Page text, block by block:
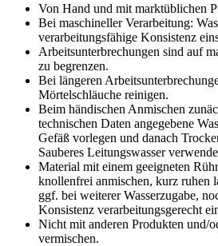
Von Hand und mit marktüblichen
Bei maschineller Verarbeitung:
verarbeitungsfähige Konsistenz
Arbeitsunterbrechungen sind auf
zu begrenzen.
Bei längeren
Mörtelschläuche reinigen.
Beim händischen Anmischen
technischen Daten angegebene
Gefäß vorlegen und danach
Sauberes Leitungswasser
Material mit einem geeigneten
knollenfrei anmischen, kurz ruhen
ggf. bei weiterer Wasserzugabe,
Konsistenz verarbeitungsgerecht
Nicht mit anderen Produkten und/
vermischen.